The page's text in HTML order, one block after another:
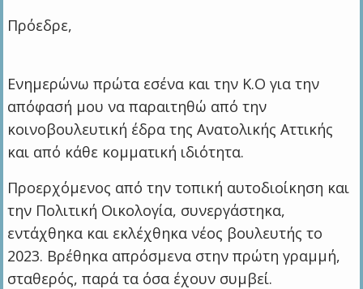
Πρόεδρε,
Ενημερώνω πρώτα εσένα και την Κ.Ο για την
απόφασή μου να παραιτηθώ από την
κοινοβουλευτική έδρα της Ανατολικής Αττικής
και από κάθε κομματική ιδιότητα.
Προερχόμενος από την τοπική αυτοδιοίκηση και
την Πολιτική Οικολογία, συνεργάστηκα,
εντάχθηκα και εκλέχθηκα νέος βουλευτής το
2023. Βρέθηκα απρόσμενα στην πρώτη γραμμή,
σταθερός, παρά τα όσα έχουν συμβεί.